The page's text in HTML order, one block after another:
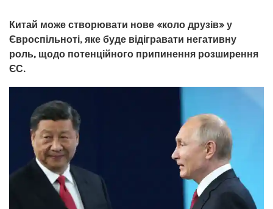
Китай може створювати нове «коло друзів» у
Євроспільноті, яке буде відігравати негативну
роль, щодо потенційного припинення розширення
ЄС.